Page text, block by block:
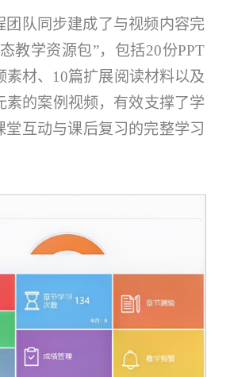
团队同步建成了与视频内容完
教学资源包”，包括20份PPT
素材、10篇扩展阅读材料以及
素的案例视频，有效支撑了学
堂互动与课后复习的完整学习